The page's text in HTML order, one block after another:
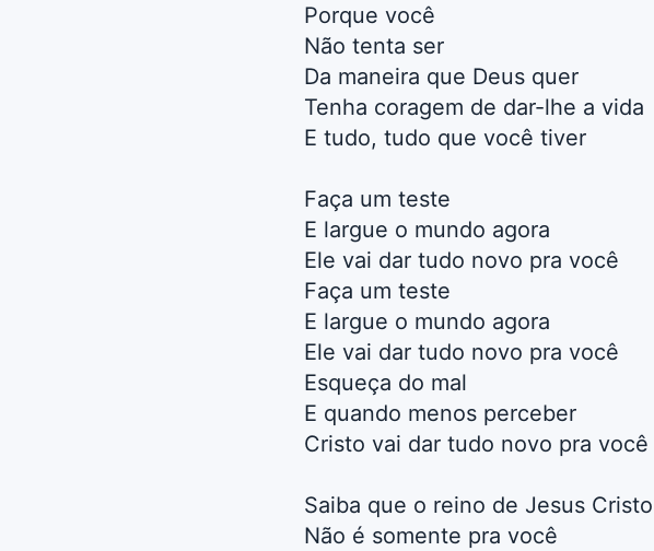
Porque você
Não tenta ser
Da maneira que Deus quer
Tenha coragem de dar-lhe a vida
E tudo, tudo que você tiver
Faça um teste
E largue o mundo agora
Ele vai dar tudo novo pra você
Faça um teste
E largue o mundo agora
Ele vai dar tudo novo pra você
Esqueça do mal
E quando menos perceber
Cristo vai dar tudo novo pra você
Saiba que o reino de Jesus Cristo
Não é somente pra você